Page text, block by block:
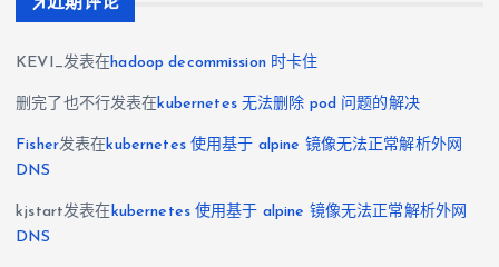
KEVI_发表在hadoop decommission 时卡住
删完了也不行发表在kubernetes 无法删除 pod 问题的解决
Fisher发表在kubernetes 使用基于 alpine 镜像无法正常解析外网
DNS
kjstart发表在kubernetes 使用基于 alpine 镜像无法正常解析外网
DNS